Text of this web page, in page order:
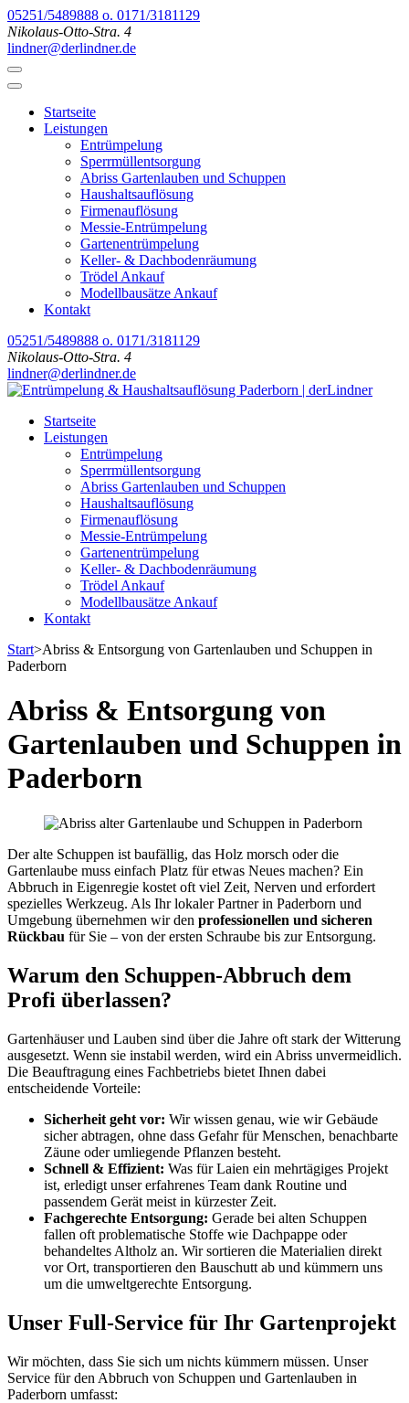
Zum
Inhalt
springen
(Enter
drücken)
05251/5489888 o. 0171/3181129
Nikolaus-Otto-Stra. 4
lindner@derlindner.de
Startseite
Leistungen
Entrümpelung
Sperrmüllentsorgung
Abriss Gartenlauben und Schuppen
Haushaltsauflösung
Firmenauflösung
Messie-Entrümpelung
Gartenentrümpelung
Keller- & Dachbodenräumung
Trödel Ankauf
Modellbausätze Ankauf
Kontakt
05251/5489888 o. 0171/3181129
Nikolaus-Otto-Stra. 4
lindner@derlindner.de
Entrümpelung & Haushaltsauflösung Paderborn | derLindner
Startseite
Leistungen
Entrümpelung
Sperrmüllentsorgung
Abriss Gartenlauben und Schuppen
Haushaltsauflösung
Firmenauflösung
Messie-Entrümpelung
Gartenentrümpelung
Keller- & Dachbodenräumung
Trödel Ankauf
Modellbausätze Ankauf
Kontakt
Start>Abriss & Entsorgung von Gartenlauben und Schuppen in
Paderborn
Abriss & Entsorgung von
Gartenlauben und Schuppen in
Paderborn
Der alte Schuppen ist baufällig, das Holz morsch oder die
Gartenlaube muss einfach Platz für etwas Neues machen? Ein
Abbruch in Eigenregie kostet oft viel Zeit, Nerven und erfordert
spezielles Werkzeug. Als Ihr lokaler Partner in Paderborn und
Umgebung übernehmen wir den professionellen und sicheren
Rückbau für Sie – von der ersten Schraube bis zur Entsorgung.
Warum den Schuppen-Abbruch dem
Profi überlassen?
Gartenhäuser und Lauben sind über die Jahre oft stark der Witterung
ausgesetzt. Wenn sie instabil werden, wird ein Abriss unvermeidlich.
Die Beauftragung eines Fachbetriebs bietet Ihnen dabei
entscheidende Vorteile:
Sicherheit geht vor: Wir wissen genau, wie wir Gebäude
sicher abtragen, ohne dass Gefahr für Menschen, benachbarte
Zäune oder umliegende Pflanzen besteht.
Schnell & Effizient: Was für Laien ein mehrtägiges Projekt
ist, erledigt unser erfahrenes Team dank Routine und
passendem Gerät meist in kürzester Zeit.
Fachgerechte Entsorgung: Gerade bei alten Schuppen
fallen oft problematische Stoffe wie Dachpappe oder
behandeltes Altholz an. Wir sortieren die Materialien direkt
vor Ort, transportieren den Bauschutt ab und kümmern uns
um die umweltgerechte Entsorgung.
Unser Full-Service für Ihr Gartenprojekt
Wir möchten, dass Sie sich um nichts kümmern müssen. Unser
Service für den Abbruch von Schuppen und Gartenlauben in
Paderborn umfasst: